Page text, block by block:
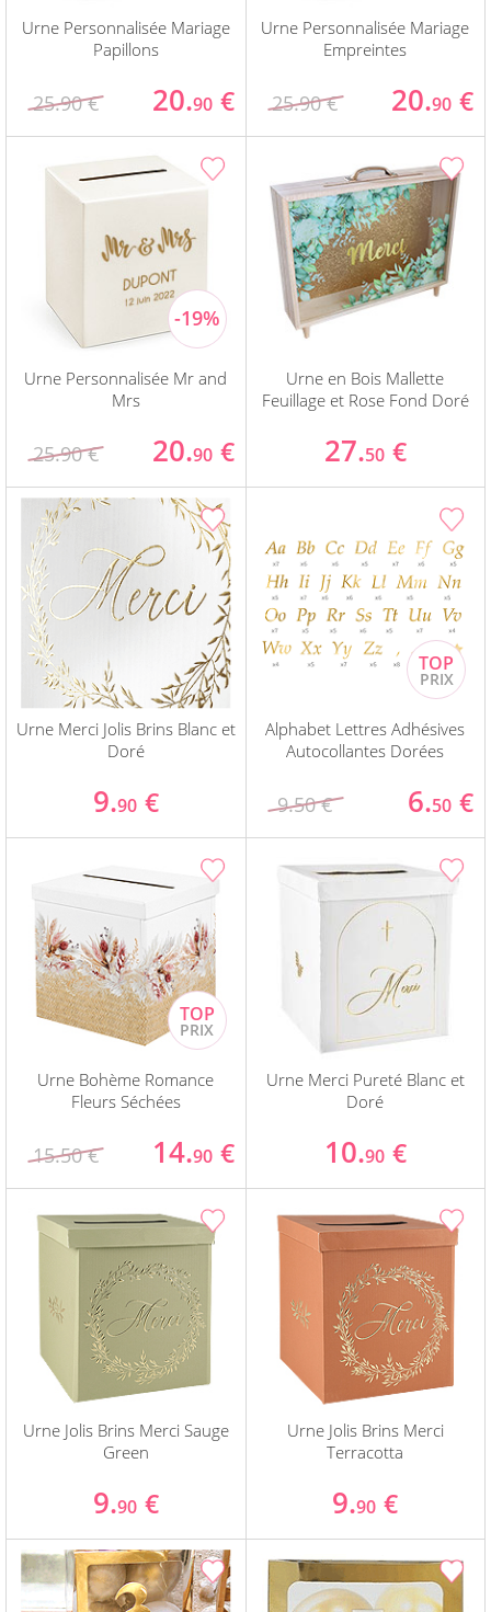
Urne Personnalisée Mariage
Papillons
25.90 € 20.90 €
Urne Personnalisée Mariage
Empreintes
25.90 € 20.90 €
Urne Personnalisée Mr and
Mrs
25.90 € 20.90 €
Urne en Bois Mallette
Feuillage et Rose Fond Doré
27.50 €
Urne Merci Jolis Brins Blanc et
Doré
9.90 €
Alphabet Lettres Adhésives
Autocollantes Dorées
9.50 € 6.50 €
Urne Bohème Romance
Fleurs Séchées
15.50 € 14.90 €
Urne Merci Pureté Blanc et
Doré
10.90 €
Urne Jolis Brins Merci Sauge
Green
9.90 €
Urne Jolis Brins Merci
Terracotta
9.90 €